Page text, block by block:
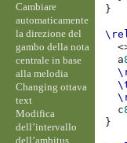
}
a
c
}
Cambiare
automaticamente
la direzione del
gambo della nota
centrale in base
alla melodia
Changing ottava
text
Modifica
dell’intervallo
dell’ambitus